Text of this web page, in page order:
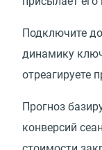
Подключите
динамику
отреагируете
Прогноз
конверсий